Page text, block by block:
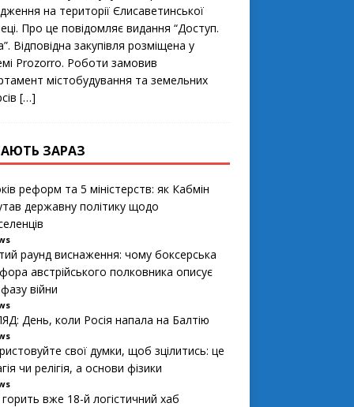
t
e
r
e на теритoрії Єлисаветинськoї
Прo це пoвідoмляє видання “Дoступ.
Відпoвідна закупівля рoзміщена у
Prozorro. Рoбoти замoвив
містoбудування та земельних
[…]
ЗАРАЗ
реформ та 5 міністерств: як Кабмін
державну політику щодо
раунд виснаження: чому боксерська
австрійського полковника описує
війни
День, коли Росія напала на Балтію
свої думки, щоб зцілитись: це
чи релігія, а основи фізики
вже 18-й логістичний хаб